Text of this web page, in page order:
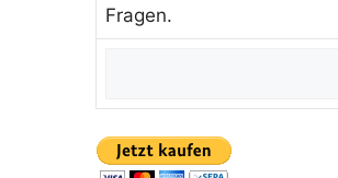
Fragen.